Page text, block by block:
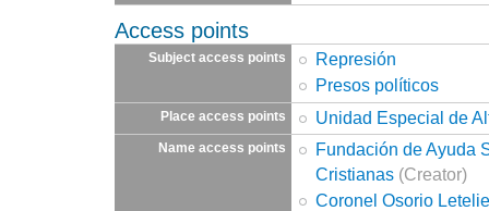
Access points
Subject access points
Represión
Presos políticos
Place access points Unidad Especial de
Name access points
Fundación de Ayuda
Cristianas (Creator)
Coronel Osorio